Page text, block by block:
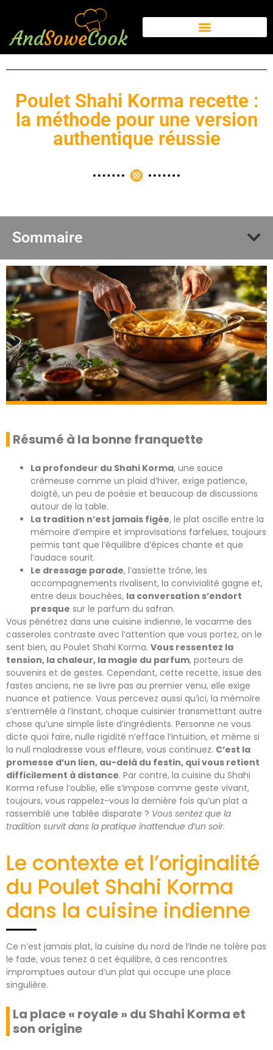
Poulet Shahi Korma recette :
la méthode pour une version
authentique réussie
Sommaire
Résumé à la bonne franquette
La profondeur du Shahi Korma, une sauce
crémeuse comme un plaid d’hiver, exige patience,
doigté, un peu de poésie et beaucoup de discussions
autour de la table.
La tradition n’est jamais figée, le plat oscille entre la
mémoire d’empire et improvisations farfelues, toujours
permis tant que l’équilibre d’épices chante et que
l’audace sourit.
Le dressage parade, l’assiette trône, les
accompagnements rivalisent, la convivialité gagne et,
entre deux bouchées, la conversation s’endort
presque sur le parfum du safran.
Vous pénétrez dans une cuisine indienne, le vacarme des
casseroles contraste avec l’attention que vous portez, on le
sent bien, au Poulet Shahi Korma. Vous ressentez la
tension, la chaleur, la magie du parfum, porteurs de
souvenirs et de gestes. Cependant, cette recette, issue des
fastes anciens, ne se livre pas au premier venu, elle exige
nuance et patience. Vous percevez aussi qu’ici, la mémoire
s’entremêle à l’instant, chaque cuisinier transmettant autre
chose qu’une simple liste d’ingrédients. Personne ne vous
dicte quoi faire, nulle rigidité n’efface l’intuition, et même si
la null maladresse vous effleure, vous continuez. C’est la
promesse d’un lien, au-delà du festin, qui vous retient
difficilement à distance. Par contre, la cuisine du Shahi
Korma refuse l’oublie, elle s’impose comme geste vivant,
toujours, vous rappelez-vous la dernière fois qu’un plat a
rassemblé une tablée disparate ? Vous sentez que la
tradition survit dans la pratique inattendue d’un soir.
Le contexte et l’originalité
du Poulet Shahi Korma
dans la cuisine indienne
Ce n’est jamais plat, la cuisine du nord de l’Inde ne tolère pas
le fade, vous tenez à cet équilibre, à ces rencontres
impromptues autour d’un plat qui occupe une place
singulière.
La place « royale » du Shahi Korma et
son origine